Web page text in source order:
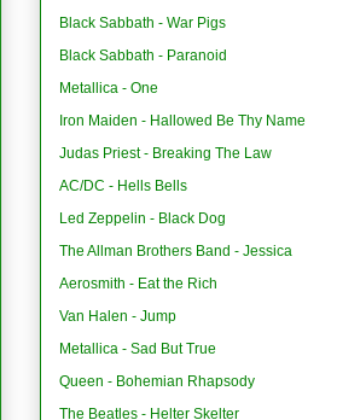
Black Sabbath - War Pigs
Black Sabbath - Paranoid
Metallica - One
Iron Maiden - Hallowed Be Thy Name
Judas Priest - Breaking The Law
AC/DC - Hells Bells
Led Zeppelin - Black Dog
The Allman Brothers Band - Jessica
Aerosmith - Eat the Rich
Van Halen - Jump
Metallica - Sad But True
Queen - Bohemian Rhapsody
The Beatles - Helter Skelter